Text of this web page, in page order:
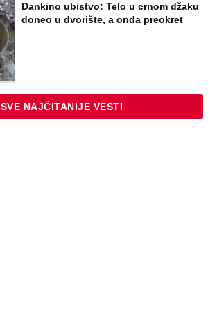
Dankino ubistvo: Telo u crnom džaku
doneo u dvorište, a onda preokret
SVE NAJČITANIJE VESTI